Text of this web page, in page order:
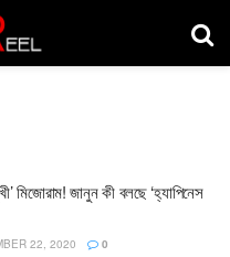
মিজোরাম! জানুন কী বলছে ‘হ্যাপিনেস
22, 2020 0